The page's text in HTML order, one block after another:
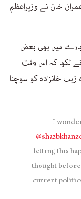
خان نے وزیراعظم
میں بھی بعض
نے لکھا کہ اس وقت
خانزادہ کو سوچنا
I
letting this
thought
current